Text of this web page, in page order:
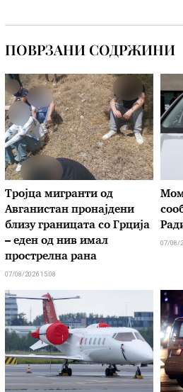
ПОВРЗАНИ СОДРЖИНИ
Тројца мигранти од
Авганистан пронајдени
близу границата со Грција
– еден од нив имал
прострелна рана
07/08/2026 15:08
07/08/